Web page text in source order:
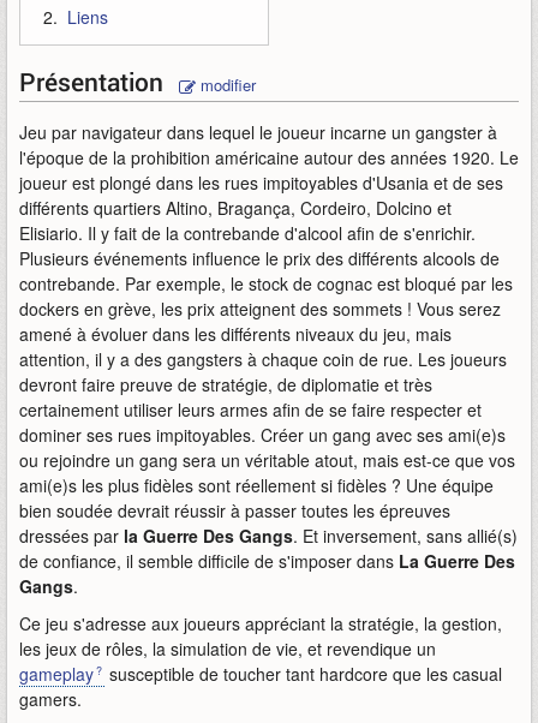
Liens
Présentation modifier
Jeu par navigateur dans lequel le joueur incarne un gangster à
l'époque de la prohibition américaine autour des années 1920. Le
joueur est plongé dans les rues impitoyables d'Usania et de ses
différents quartiers Altino, Bragança, Cordeiro, Dolcino et
Elisiario. Il y fait de la contrebande d'alcool afin de s'enrichir.
Plusieurs événements influence le prix des différents alcools de
contrebande. Par exemple, le stock de cognac est bloqué par les
dockers en grève, les prix atteignent des sommets ! Vous serez
amené à évoluer dans les différents niveaux du jeu, mais
attention, il y a des gangsters à chaque coin de rue. Les joueurs
devront faire preuve de stratégie, de diplomatie et très
certainement utiliser leurs armes afin de se faire respecter et
dominer ses rues impitoyables. Créer un gang avec ses ami(e)s
ou rejoindre un gang sera un véritable atout, mais est-ce que vos
ami(e)s les plus fidèles sont réellement si fidèles ? Une équipe
bien soudée devrait réussir à passer toutes les épreuves
dressées par la Guerre Des Gangs. Et inversement, sans allié(s)
de confiance, il semble difficile de s'imposer dans La Guerre Des
Gangs.
Ce jeu s'adresse aux joueurs appréciant la stratégie, la gestion,
les jeux de rôles, la simulation de vie, et revendique un
gameplay
susceptible de toucher tant hardcore que les casual
gamers.